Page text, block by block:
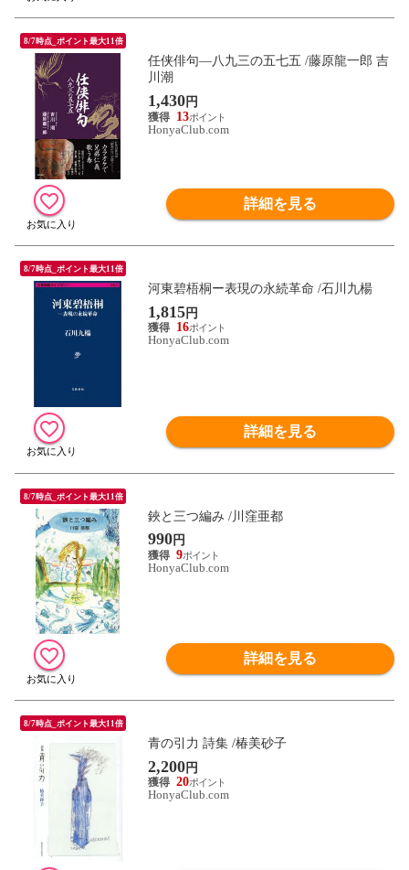
8/7時点_ポイント最大11倍
任侠俳句―八九三の五七五 /藤原龍一郎 吉
川潮
1,430円
13
HonyaClub.com
詳細を見る
8/7時点_ポイント最大11倍
河東碧梧桐ー表現の永続革命 /石川九楊
1,815円
16
HonyaClub.com
詳細を見る
8/7時点_ポイント最大11倍
鋏と三つ編み /川窪亜都
990円
9
HonyaClub.com
詳細を見る
8/7時点_ポイント最大11倍
青の引力 詩集 /椿美砂子
2,200円
20
HonyaClub.com